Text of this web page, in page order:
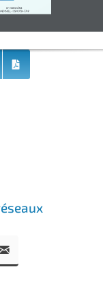
N° HORS SÉRIE
MENSUEL - ISSN 0754-7749